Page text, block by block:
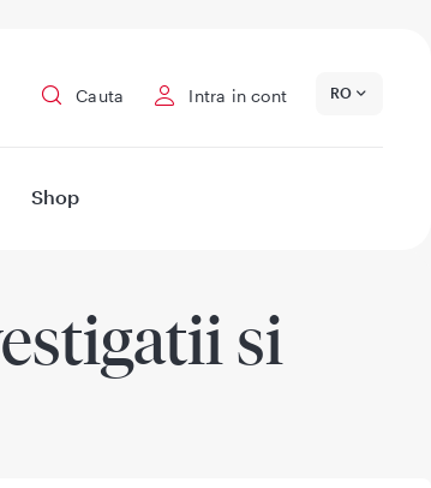
Cauta Intra in cont RO
Shop
si